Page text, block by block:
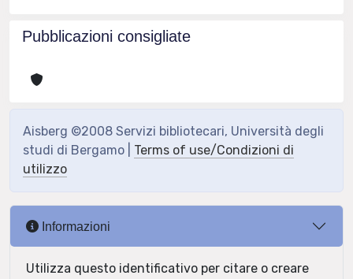
Pubblicazioni consigliate
Aisberg ©2008 Servizi bibliotecari, Università degli
studi di Bergamo | Terms of use/Condizioni di
utilizzo
Informazioni
Utilizza questo identificativo per citare o creare